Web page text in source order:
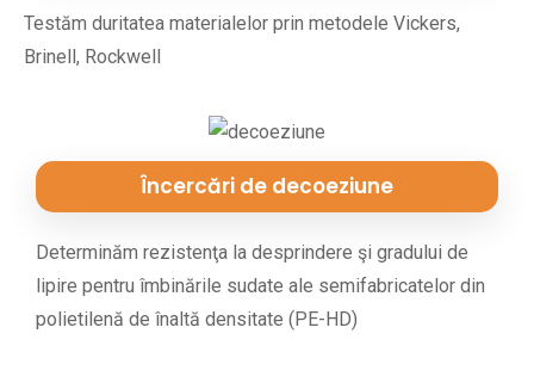
Testăm duritatea materialelor prin metodele Vickers,
Brinell, Rockwell
Încercări de decoeziune
Determinăm rezistenţa la desprindere şi gradului de
lipire pentru îmbinările sudate ale semifabricatelor din
polietilenă de înaltă densitate (PE-HD)